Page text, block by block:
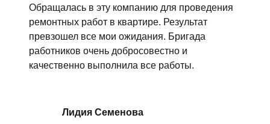
Обращалась в эту компанию для проведения
ремонтных работ в квартире. Результат
превзошел все мои ожидания. Бригада
работников очень добросовестно и
качественно выполнила все работы.
Лидия Семенова